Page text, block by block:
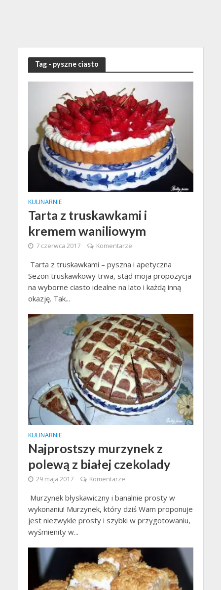
Tag - pyszne ciasto
KULINARNIE
Tarta z truskawkami i
kremem waniliowym
7 czerwca 2017 Komentarze
Tarta z truskawkami – pyszna i apetyczna
Sezon truskawkowy trwa, stąd moja propozycja
na wyborne ciasto idealne na lato i każdą inną
okazję. Tak...
KULINARNIE
Najprostszy murzynek z
polewą z białej czekolady
29 maja 2017 Komentarze
Murzynek błyskawiczny i banalnie prosty w
wykonaniu! Murzynek, który dziś Wam proponuje
jest niezwykle prosty i szybki w przygotowaniu,
wyśmienity w...